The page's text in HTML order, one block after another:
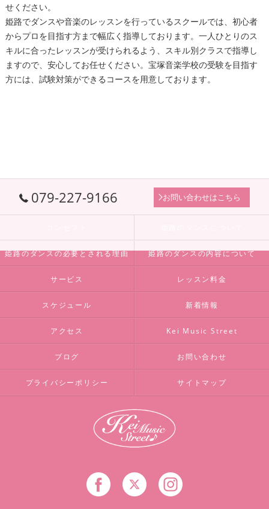
せください。
姫路でダンスや音楽のレッスンを行っているスクールでは、初心者
からプロを目指す方まで幅広く指導しております。一人ひとりのス
キルに合ったレッスンが受けられるよう、スキル別クラスで指導し
ますので、安心してお任せください。宝塚音楽学校の受験を目指す
方には、試験対策ができるコースを用意しております。
079-227-9166 お問い合わせはこちら
姫路のダンスの必要とされる理由 姫路のダンスの内容について
サービス レッスン料金
スケジュール 新着情報
アクセス Kei Music Street
ブログ お問い合わせ
プライバシーポリシー サイトマップ